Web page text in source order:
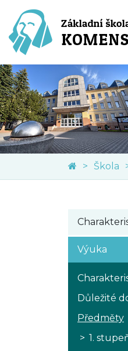
Škola
Výuka
Důležité
Předměty
1.